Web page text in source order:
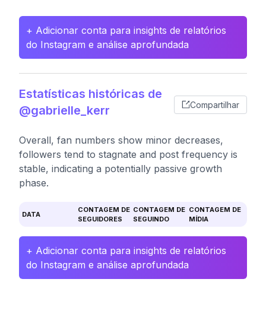
+ Adicionar conta para insights de relatórios
do Instagram e análise aprofundada
Estatísticas históricas de
@gabrielle_kerr
Compartilhar
Overall, fan numbers show minor decreases,
followers tend to stagnate and post frequency is
stable, indicating a potentially passive growth
phase.
DATA
CONTAGEM DE
SEGUIDORES
CONTAGEM DE
SEGUINDO
CONTAGEM DE
MÍDIA
+ Adicionar conta para insights de relatórios
do Instagram e análise aprofundada